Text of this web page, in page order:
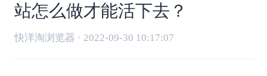
站怎么做才能活下去？
快洋淘浏览器 · 2022-09-30 10:17:07